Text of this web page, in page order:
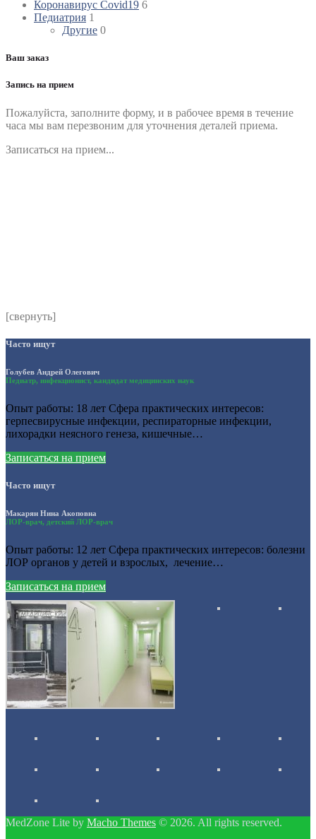
Коронавирус Covid19 6
Педиатрия 1
Другие 0
Ваш заказ
Запись на прием
Пожалуйста, заполните форму, и в рабочее время в течение
часа мы вам перезвоним для уточнения деталей приема.
Записаться на прием...
[свернуть]
Часто ищут
Голубев Андрей Олегович
Педиатр, инфекционист, кандидат медицинских наук
Опыт работы: 18 лет Сфера практических интересов:
герпесвирусные инфекции, респираторные инфекции,
лихорадки неясного генеза, кишечные…
Записаться на прием
Часто ищут
Макарян Нина Акоповна
ЛОР-врач, детский ЛОР-врач
Опыт работы: 12 лет Сфера практических интересов: болезни
ЛОР органов у детей и взрослых, лечение…
Записаться на прием
MedZone Lite by Macho Themes © 2026. All rights reserved.